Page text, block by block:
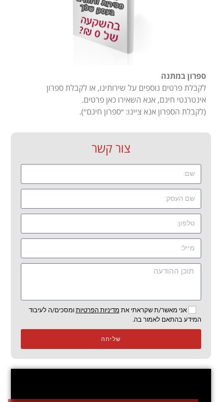
ספרון במתנה
לקבלת פרטים נוספים על שירותינו, או לקבלת ספרון
אינטרנטי חינם, אנא השאירו כאן פרטים.
(לקבלת הספרון אנא ציינו: ״ספרון חינם״).
צור קשר
אני מאשר/ת שקראתי את מדיניות הפרטיות ומסכים/ה לעיבוד
המידע בהתאם לאמור בה.
שליחה